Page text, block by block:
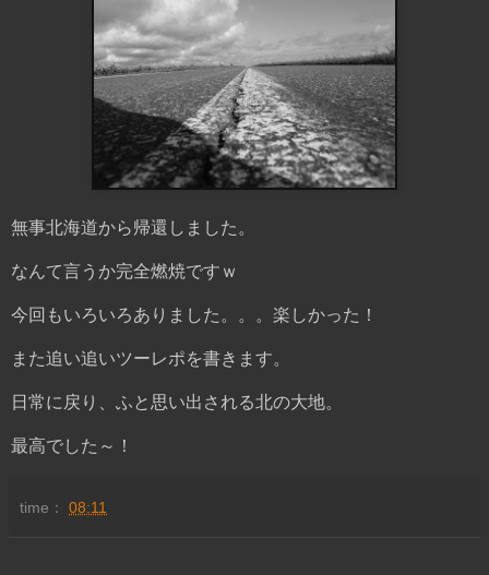
無事北海道から帰還しました。
なんて言うか完全燃焼ですｗ
今回もいろいろありました。。。楽しかった！
また追い追いツーレポを書きます。
日常に戻り、ふと思い出される北の大地。
最高でした～！
time： 08:11